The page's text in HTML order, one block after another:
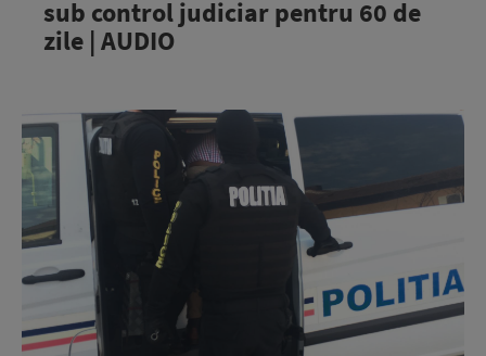
sub control judiciar pentru 60 de
zile | AUDIO